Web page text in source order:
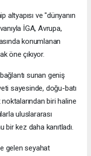
ve "dünyanın
İGA, Avrupa,
konumlanan
öne çıkıyor.
sunan geniş
sayesinde, doğu-batı
biri haline
uluslararası
bir kez daha kanıtladı.
gelen seyahat